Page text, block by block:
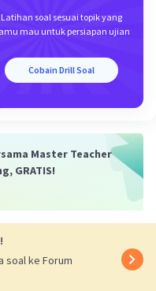
Latihan soal sesuai topik yang
mau untuk persiapan ujian
Cobain Drill Soal
Master Teacher
GRATIS!
soal ke Forum